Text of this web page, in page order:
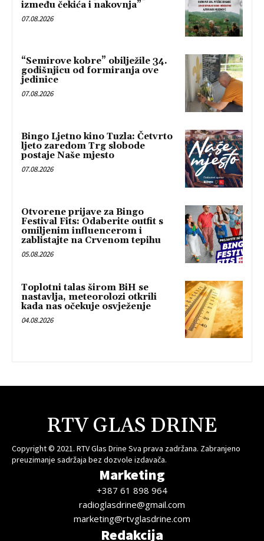
između čekića i nakovnja”
07.08.2026
“Semirove kobre” obilježile 34.
godišnjicu od formiranja ove
jedinice
07.08.2026
Bingo Ljetno kino Tuzla: Četvrto
ljeto zaredom Trg slobode
postaje Naše mjesto
07.08.2026
Otvorene prijave za Bingo
Festival Fits: Odaberite outfit s
omiljenim influencerom i
zablistajte na Crvenom tepihu
05.08.2026
Toplotni talas širom BiH se
nastavlja, meteorolozi otkrili
kada nas očekuje osvježenje
04.08.2026
RTV GLAS DRINE
Copyright © 2021. RTV Glas Drine Sva prava zadržana. Zabranjeno
preuzimanje sadržaja bez dozvole izdavača.
Marketing
+387 61 898 964
radioglasdrine@gmail.com
marketing@rtvglasdrine.com
Redakcija